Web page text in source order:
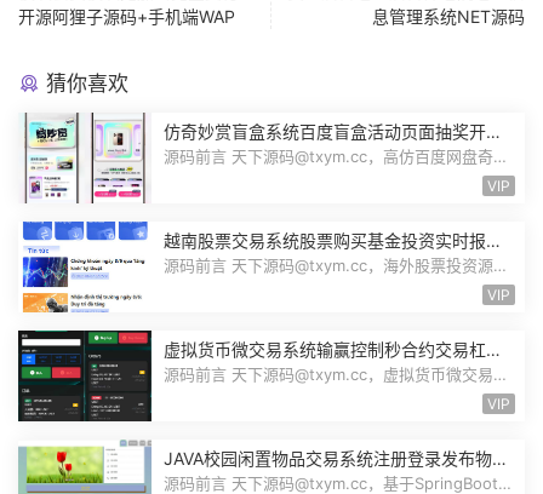
开源阿狸子源码+手机端WAP
息管理系统NET源码
猜你喜欢
仿奇妙赏盲盒系统百度盲盒活动页面抽奖开盒
奖品展示概率设置无限回调源码潮玩V6
源码前言 天下源码@txym.cc，高仿百度网盘奇妙
VIP
越南股票交易系统股票购买基金投资实时报价
交易信息投资组合海外股票投资PHP源码
源码前言 天下源码@txym.cc，海外股票投资源
VIP
虚拟货币微交易系统输赢控制秒合约交易杠杆
交易现货交易跟单员模式纯英文版源码BitTong
源码前言 天下源码@txym.cc，虚拟货币微交易投
VIP
JAVA校园闲置物品交易系统注册登录发布物品
搜索物品物品交易文章资讯商家管理源码
源码前言 天下源码@txym.cc，基于SpringBoot的